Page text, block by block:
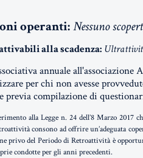
operanti:Nessuno
alla scadenza:
annuale
per chi non avesse
previa compilazione di
alla Legge n. 24 dell’8 Marzo 2017
consono ad offrire un’adeguata
privo del Periodo di Retroattività è
condotte per gli anni precedenti.